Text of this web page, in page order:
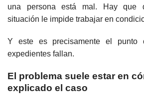
una persona está mal. Hay que
situación le impide trabajar en
Y este es precisamente el punto
expedientes fallan.
El problema suele estar en
explicado el caso